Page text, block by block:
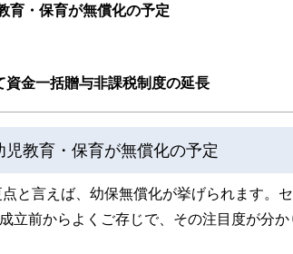
育・保育が無償化の予定
金一括贈与非課税制度の延長
教育・保育が無償化の予定
と言えば、幼保無償化が挙げられます。
立前からよくご存じで、その注目度が分か